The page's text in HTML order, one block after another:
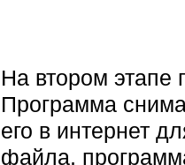
На втором этапе
Программа
его в интернет
файла,